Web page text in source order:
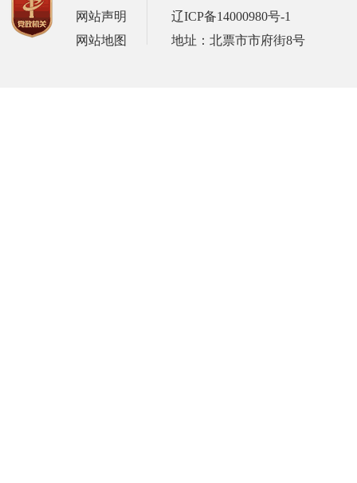
网站声明
网站地图
辽ICP备14000980号-1
地址：北票市市府街8号